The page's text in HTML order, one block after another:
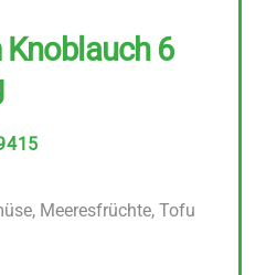
6
Meeresfrüchte, Tofu